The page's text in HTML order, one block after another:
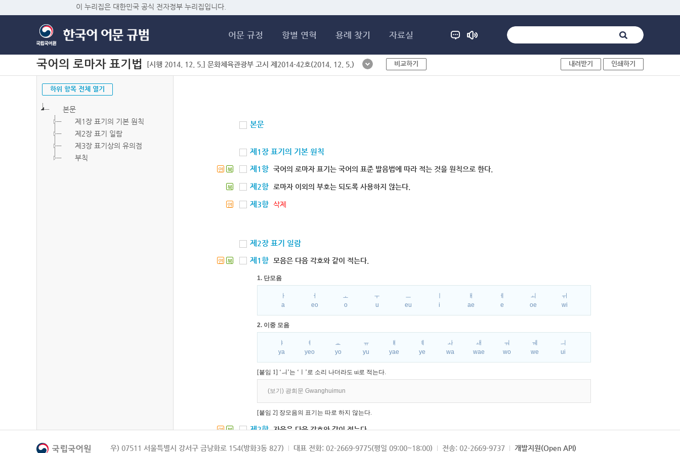
이 누리집은 대한민국 공식 전자정부 누리집입니다.
어문 규정 항별 연혁 용례 찾기 자료실
국어의 로마자 표기법 [시행 2014. 12. 5.] 문화체육관광부 고시 제2014-42호(2014. 12. 5.) 비교하기 내려받기 인쇄하기
하위 항목 전체 열기
본문
제1장 표기의 기본 원칙
제2장 표기 일람
제3장 표기상의 유의점
부칙
본문
제1장 표기의 기본 원칙
연 북 제1항 국어의 로마자 표기는 국어의 표준 발음법에 따라 적는 것을 원칙으로 한다.
북 제2항 로마자 이외의 부호는 되도록 사용하지 않는다.
연 제3항 삭제
제2장 표기 일람
연 북 제1항 모음은 다음 각호와 같이 적는다.
1. 단모음
ㅏ
a
ㅓ
eo
ㅗ
o
ㅜ
u
ㅡ
eu
i
ㅐ
ae
ㅔ
e
ㅚ
oe
ㅟ
wi
2. 이중 모음
ㅑ
ya
ㅕ
yeo
ㅛ
yo
ㅠ
yu
ㅒ
yae
ㅖ
ye
ㅘ
wa
ㅙ
wae
ㅝ
wo
ㅞ
we
ㅢ
ui
[붙임 1] ‘ㅢ’는 ‘ㅣ’로 소리 나더라도 ui로 적는다.
(보기) 광희문 Gwanghuimun
[붙임 2] 장모음의 표기는 따로 하지 않는다.
연 북 제2항 자음은 다음 각호와 같이 적는다.
1. 파열음
우) 07511 서울특별시 강서구 금낭화로 154(방화3동 827) 대표 전화: 02-2669-9775(평일 09:00~18:00) 전송: 02-2669-9737 개발지원(Open API)